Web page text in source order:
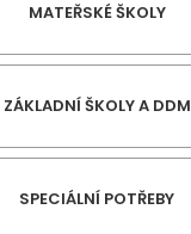
MATEŘSKÉ ŠKOLY
ZÁKLADNÍ ŠKOLY A DDM
SPECIÁLNÍ POTŘEBY